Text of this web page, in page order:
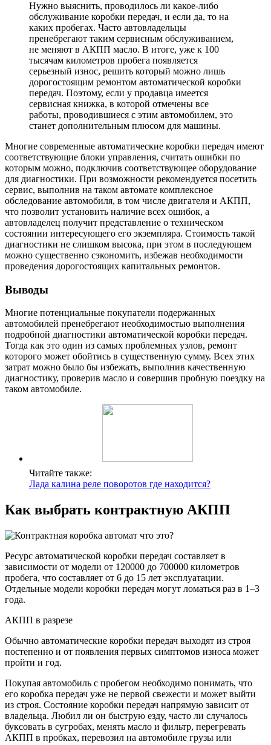
Нужно выяснить, проводилось ли какое-либо
обслуживание коробки передач, и если да, то на
каких пробегах. Часто автовладельцы
пренебрегают таким сервисным обслуживанием,
не меняют в АКПП масло. В итоге, уже к 100
тысячам километров пробега появляется
серьезный износ, решить который можно лишь
дорогостоящим ремонтом автоматической коробки
передач. Поэтому, если у продавца имеется
сервисная книжка, в которой отмечены все
работы, проводившиеся с этим автомобилем, это
станет дополнительным плюсом для машины.
Многие современные автоматические коробки передач имеют
соответствующие блоки управления, считать ошибки по
которым можно, подключив соответствующее оборудование
для диагностики. При возможности рекомендуется посетить
сервис, выполнив на таком автомате комплексное
обследование автомобиля, в том числе двигателя и АКПП,
что позволит установить наличие всех ошибок, а
автовладелец получит представление о техническом
состоянии интересующего его экземпляра. Стоимость такой
диагностики не слишком высока, при этом в последующем
можно существенно сэкономить, избежав необходимости
проведения дорогостоящих капитальных ремонтов.
Выводы
Многие потенциальные покупатели подержанных
автомобилей пренебрегают необходимостью выполнения
подробной диагностики автоматической коробки передач.
Тогда как это один из самых проблемных узлов, ремонт
которого может обойтись в существенную сумму. Всех этих
затрат можно было бы избежать, выполнив качественную
диагностику, проверив масло и совершив пробную поездку на
таком автомобиле.
Читайте также:
Лада калина реле поворотов где находится?
Как выбрать контрактную АКПП
Ресурс автоматической коробки передач составляет в
зависимости от модели от 120000 до 700000 километров
пробега, что составляет от 6 до 15 лет эксплуатации.
Отдельные модели коробки передач могут ломаться раз в 1–3
года.
АКПП в разрезе
Обычно автоматические коробки передач выходят из строя
постепенно и от появления первых симптомов износа может
пройти и год.
Покупая автомобиль с пробегом необходимо понимать, что
его коробка передач уже не первой свежести и может выйти
из строя. Состояние коробки передач напрямую зависит от
владельца. Любил ли он быструю езду, часто ли случалось
буксовать в сугробах, менять масло и фильтр, перегревать
АКПП в пробках, перевозил на автомобиле грузы или